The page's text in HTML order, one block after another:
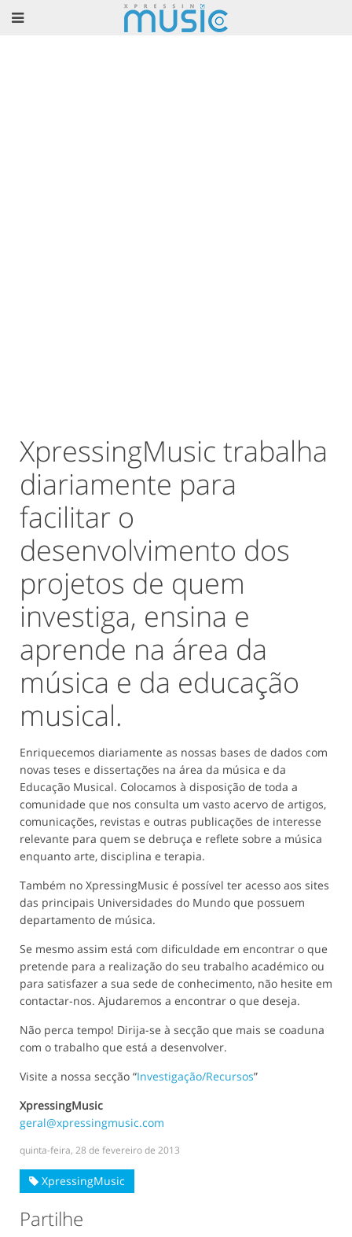
XpressingMusic trabalha
diariamente para
facilitar o
desenvolvimento dos
projetos de quem
investiga, ensina e
aprende na área da
música e da educação
musical.
Enriquecemos diariamente as nossas bases de dados com
novas teses e dissertações na área da música e da
Educação Musical. Colocamos à disposição de toda a
comunidade que nos consulta um vasto acervo de artigos,
comunicações, revistas e outras publicações de interesse
relevante para quem se debruça e reflete sobre a música
enquanto arte, disciplina e terapia.
Também no XpressingMusic é possível ter acesso aos sites
das principais Universidades do Mundo que possuem
departamento de música.
Se mesmo assim está com dificuldade em encontrar o que
pretende para a realização do seu trabalho académico ou
para satisfazer a sua sede de conhecimento, não hesite em
contactar-nos. Ajudaremos a encontrar o que deseja.
Não perca tempo! Dirija-se à secção que mais se coaduna
com o trabalho que está a desenvolver.
Visite a nossa secção “Investigação/Recursos”
XpressingMusic
geral@xpressingmusic.com
quinta-feira, 28 de fevereiro de 2013
XpressingMusic
Partilhe